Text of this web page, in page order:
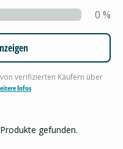
0 %
verifizierten Käufern über
Infos
gefunden.